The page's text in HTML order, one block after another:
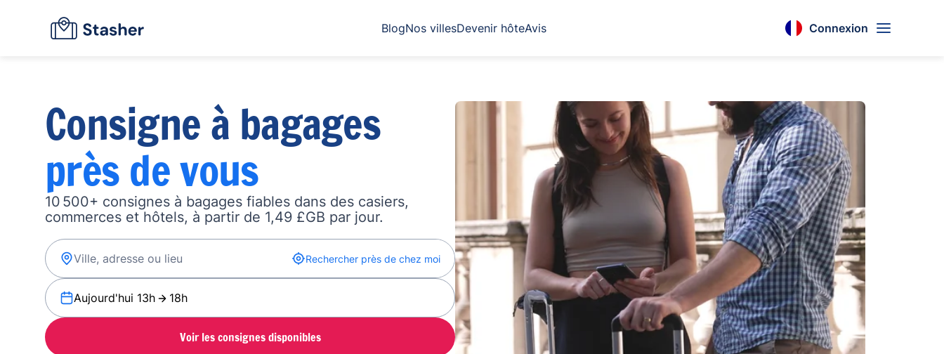
BlogNos villesDevenir hôteAvis Connexion
Consigne à bagages
près de vous
10 500+ consignes à bagages fiables dans des casiers,
commerces et hôtels, à partir de 1,49 £GB par jour.
Rechercher près de chez moi
Aujourd'hui 13h 18h
Voir les consignes disponibles